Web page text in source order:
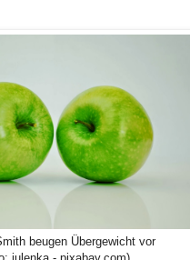
beugen Übergewicht vor